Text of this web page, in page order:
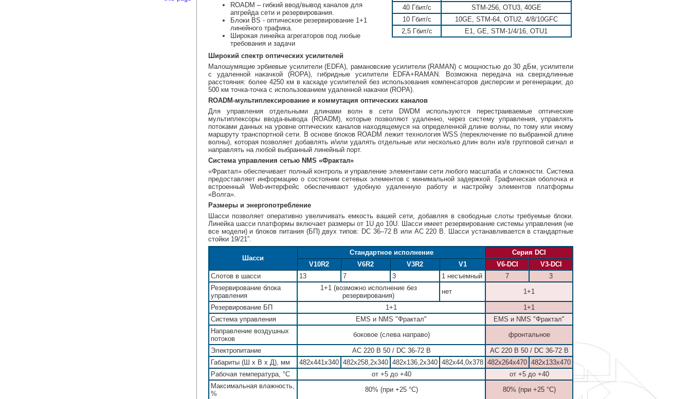
ROADM – гибкий ввод/вывод каналов для
апгрейда сети и резервирования.
Блоки BS - оптическое резервирование 1+1
линейного трафика.
Широкая линейка агрегаторов под любые
требования и задачи
40 Гбит/с
STM-256, OTU3, 40GE
10 Гбит/с
10GE, STM-64, OTU2, 4/8/10GFC
2,5 Гбит/с
E1, GE, STM-1/4/16, OTU1
Широкий спектр оптических усилителей
Малошумящие эрбиевые усилители (EDFA), рамановские усилители (RAMAN) с мощностью до 30 дБм, усилители
с удаленной накачкой (ROPA), гибридные усилители EDFA+RAMAN. Возможна передача на сверхдлинные
расстояния: более 4250 км в каскаде усилителей без использования компенсаторов дисперсии и регенерации; до
500 км точка-точка с использованием удаленной накачки (ROPA).
ROADM-мультиплексирование и коммутация оптических каналов
Для управления отдельными длинами волн в сети DWDM используются перестраиваемые оптические
мультиплексоры ввода-вывода (ROADM), которые позволяют удаленно, через систему управления, управлять
потоками данных на уровне оптических каналов находящемуся на определенной длине волны, по тому или иному
маршруту транспортной сети. В основе блоков ROADM лежит технология WSS (переключение по выбранной длине
волны), которая позволяет добавлять и/или удалять отдельные или несколько длин волн из/в групповой сигнал и
направлять на любой выбранный линейный порт.
Cистема управления сетью NMS «Фрактал»
«Фрактал» обеспечивает полный контроль и управление элементами сети любого масштаба и сложности. Система
предоставляет информацию о состоянии сетевых элементов с минимальной задержкой. Графическая оболочка и
встроенный Web-интерфейс обеспечивают удобную удаленную работу и настройку элементов платформы
«Волга».
Размеры и энергопотребление
Шасси позволяет оперативно увеличивать емкость вашей сети, добавляя в свободные слоты требуемые блоки.
Линейка шасси платформы включает размеры от 1U до 10U. Шасси имеет резервирование системы управления (не
все модели) и блоков питания (БП) двух типов: DC 36–72 В или AC 220 В. Шасси устанавливается в стандартные
стойки 19/21”.
Шасси
Стандартное исполнение
Серия DCI
V10R2
V6R2 V3R2 V1 V6-DCI
V3-DCI
Слотов в шасси
13 7 3 1 несъемный 7
3
Резервирование блока
управления
1+1 (возможно исполнение без
резервирования)
нет 1+1
Резервирование БП 1+1
1+1
Система управления
EMS и NMS "Фрактал"
EMS и NMS "Фрактал"
Направление воздушных
потоков
боковое (слева направо) фронтальное
Электропитание АС 220 В 50 / DC 36-72 В
АС 220 В 50 / DC 36-72 В
Габариты (Ш х В х Д), мм
482x441x340 482x258,2x340 482x136,2x340 482x44,0x378 482х264х470 482х133х470
Рабочая температура, °С
от +5 до +40
от +5 до +40
Максимальная влажность,
%
80% (при +25 °С) 80% (при +25 °С)